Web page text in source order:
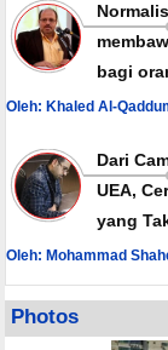
bagi
Oleh: Khaled Al-
Dari
UEA,
yang
Oleh: Mohammad
Photos